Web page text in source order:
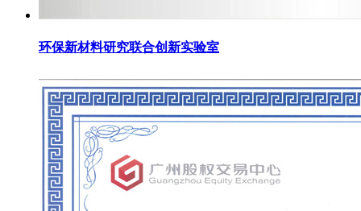
环保新材料研究联合创新实验室